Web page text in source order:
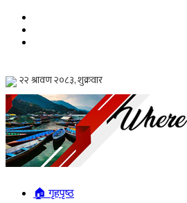
🏠 गृहपृष्ठ